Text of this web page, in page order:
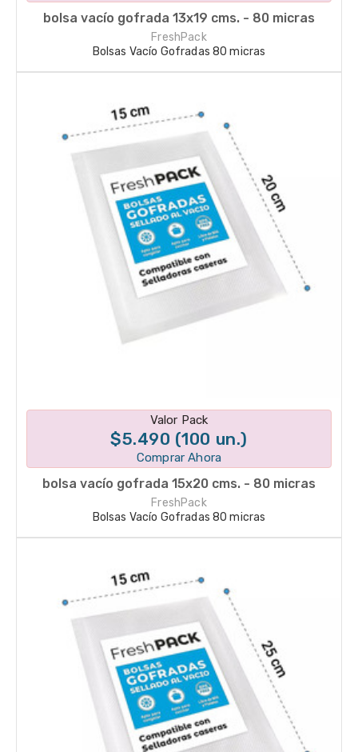
bolsa vacío gofrada 13x19 cms. - 80 micras
FreshPack
Bolsas Vacío Gofradas 80 micras
Disponible en 1 variantes
Valor Pack
$5.490 (100 un.)
Comprar Ahora
bolsa vacío gofrada 15x20 cms. - 80 micras
FreshPack
Bolsas Vacío Gofradas 80 micras